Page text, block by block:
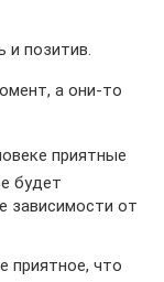
и позитив.
а они-то
приятные
будет
зависимости от
приятное, что